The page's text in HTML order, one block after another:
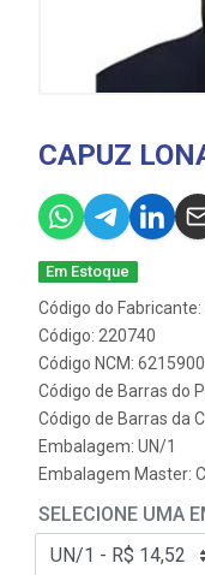
CAPUZ
Em Estoque
Código do
Código: 220740
Código NCM:
Código de Barras do
Código de Barras da
Embalagem: UN/1
Embalagem Master:
SELECIONE UMA